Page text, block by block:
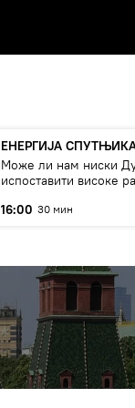
ЕНЕРГИЈА
Може ли нам ниски
испоставити високе
16:00 30 мин